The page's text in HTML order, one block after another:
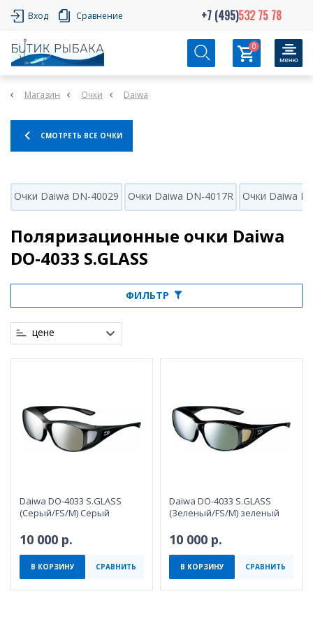
Вход Сравнение +7 (495)532 75 78
0
Магазин Очки Daiwa
СМОТРЕТЬ ВСЕ ОЧКИ
Очки Daiwa DN-40029 Очки Daiwa DN-4017R Очки Daiwa
Поляризационные очки Daiwa
DO-4033 S.GLASS
ФИЛЬТР
цене
Daiwa DO-4033 S.GLASS
(Серый/FS/M) Серый
10 000 р.
В КОРЗИНУ СРАВНИТЬ
Daiwa DO-4033 S.GLASS
(Зеленый/FS/M) зеленый
10 000 р.
В КОРЗИНУ СРАВНИТЬ